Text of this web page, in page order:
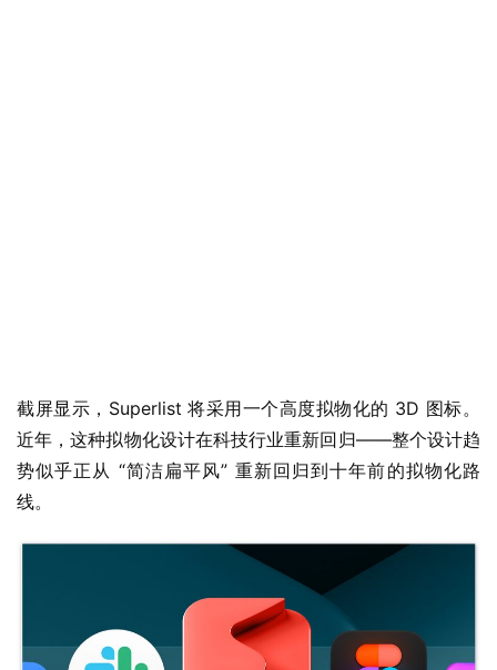
业
i
截屏显示，Superlist 将采用一个高度拟物化的 3D 图标。
近年，这种拟物化设计在科技行业重新回归——整个设计趋
势似乎正从 “简洁扁平风” 重新回归到十年前的拟物化路
线。